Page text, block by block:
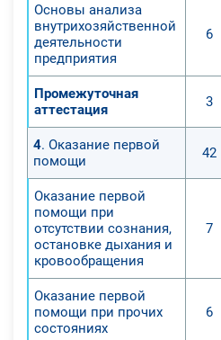
Основы анализа
внутрихозяйственной
деятельности
предприятия
6
Промежуточная
аттестация
3
4. Оказание первой
помощи
42
Оказание первой
помощи при
отсутствии сознания,
остановке дыхания и
кровообращения
7
Оказание первой
помощи при прочих
состояниях
6